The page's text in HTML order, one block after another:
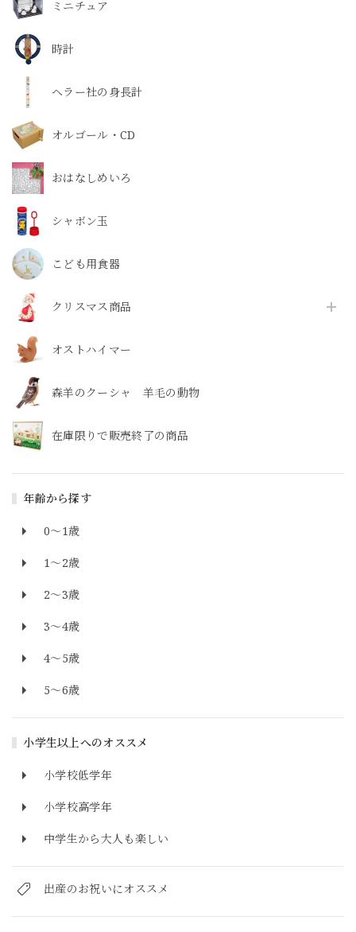
ミニチュア
時計
ヘラー社の身長計
オルゴール・CD
おはなしめいろ
シャボン玉
こども用食器
クリスマス商品
オストハイマー
森羊のクーシャ 羊毛の動物
在庫限りで販売終了の商品
年齢から探す
0～1歳
1～2歳
2～3歳
3～4歳
4～5歳
5～6歳
小学生以上へのオススメ
小学校低学年
小学校高学年
中学生から大人も楽しい
出産のお祝いにオススメ